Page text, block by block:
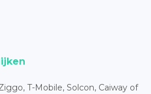
T-Mobile, Solcon, Caiway of